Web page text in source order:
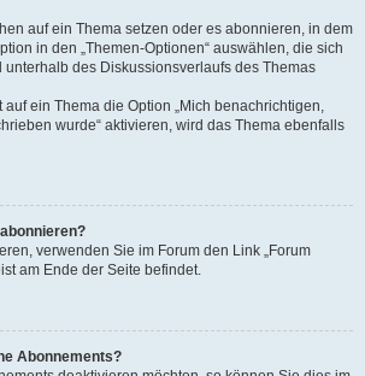
auf ein Thema setzen oder es abonnieren, in dem
in den „Themen-Optionen“ auswählen, die sich
des Diskussionsverlaufs des Themas
auf ein Thema die Option „Mich benachrichtigen,
wurde“ aktivieren, wird das Thema ebenfalls
verwenden Sie im Forum den Link „Forum
am Ende der Seite befindet.
Abonnements?